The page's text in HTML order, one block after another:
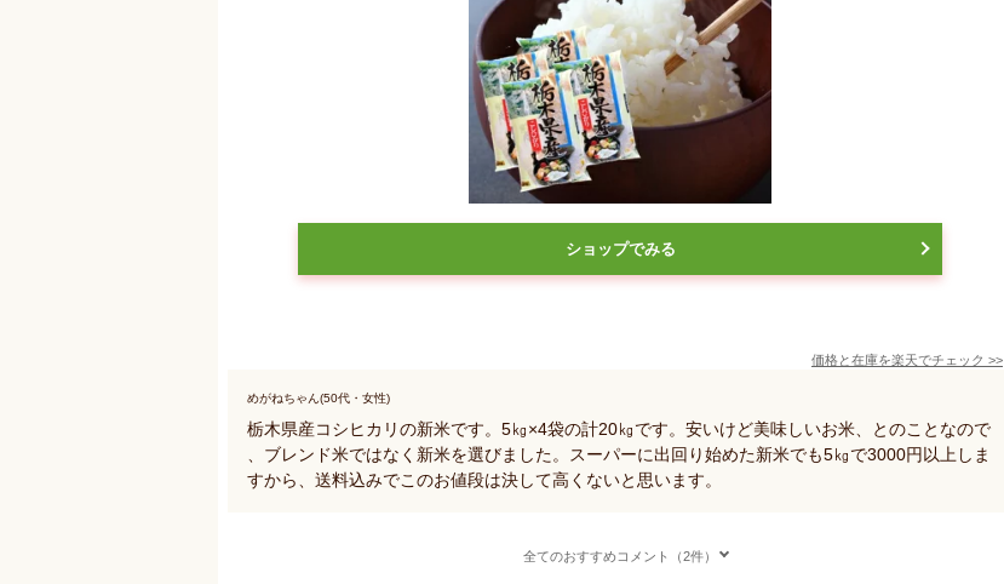
ショップでみる
価格と在庫を楽天でチェック >>
めがねちゃん(50代・女性)
栃木県産コシヒカリの新米です。5㎏×4袋の計20㎏です。安いけど美味しいお米、とのことなので
、ブレンド米ではなく新米を選びました。スーパーに出回り始めた新米でも5㎏で3000円以上しま
すから、送料込みでこのお値段は決して高くないと思います。
全てのおすすめコメント（2件）